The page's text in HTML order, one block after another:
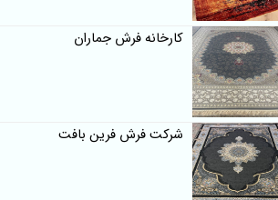
کارخانه فرش جماران
شرکت فرش فرین بافت